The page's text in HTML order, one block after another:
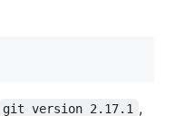
git version 2.17.1 ,